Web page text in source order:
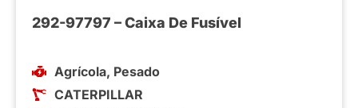
292-97797 – Caixa De Fusível
Agrícola, Pesado
CATERPILLAR